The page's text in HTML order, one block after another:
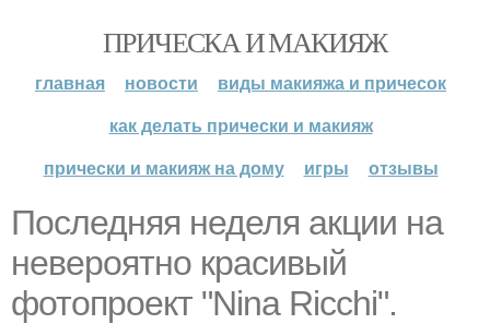
ПРИЧЕСКА И МАКИЯЖ
главная новости
виды макияжа и причесок
как делать прически и макияж
прически и макияж на дому
игры отзывы
Последняя неделя акции на
невероятно красивый
фотопроект "Nina Ricchi".